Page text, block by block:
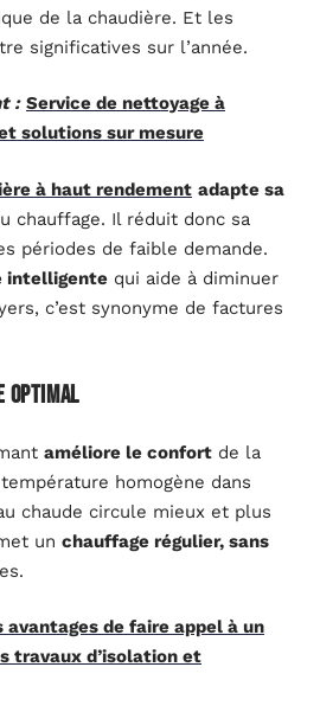
de la chaudière. Et les
significatives sur l’année.
: Service de nettoyage à
solutions sur mesure
à haut rendement adapte sa
chauffage. Il réduit donc sa
périodes de faible demande.
intelligente qui aide à diminuer
c’est synonyme de factures
optimal
améliore le confort de la
homogène dans
chaude circule mieux et plus
un chauffage régulier, sans
avantages de faire appel à un
travaux d’isolation et